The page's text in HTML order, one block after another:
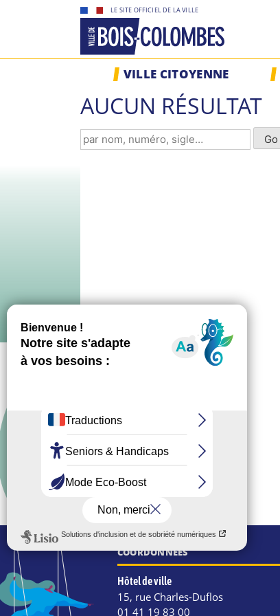
LE SITE OFFICIEL DE LA VILLE
de
la
ville
de
VILLE CITOYENNE
AUCUN RÉSULTAT
COORDONNÉES
Hôtel de ville
15, rue Charles-Duflos
01 41 19 83 00